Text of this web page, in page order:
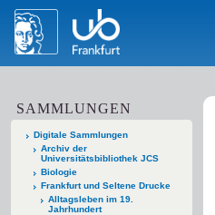
SAMMLUNGEN
Digitale Sammlungen
Archiv der
Universitätsbibliothek JCS
Biologie
Frankfurt und Seltene Drucke
Alltagsleben im 19.
Jahrhundert